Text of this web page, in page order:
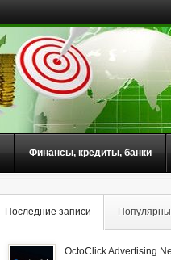
Финансы, кредиты, банки
Последние записи
OctoClick Advertising